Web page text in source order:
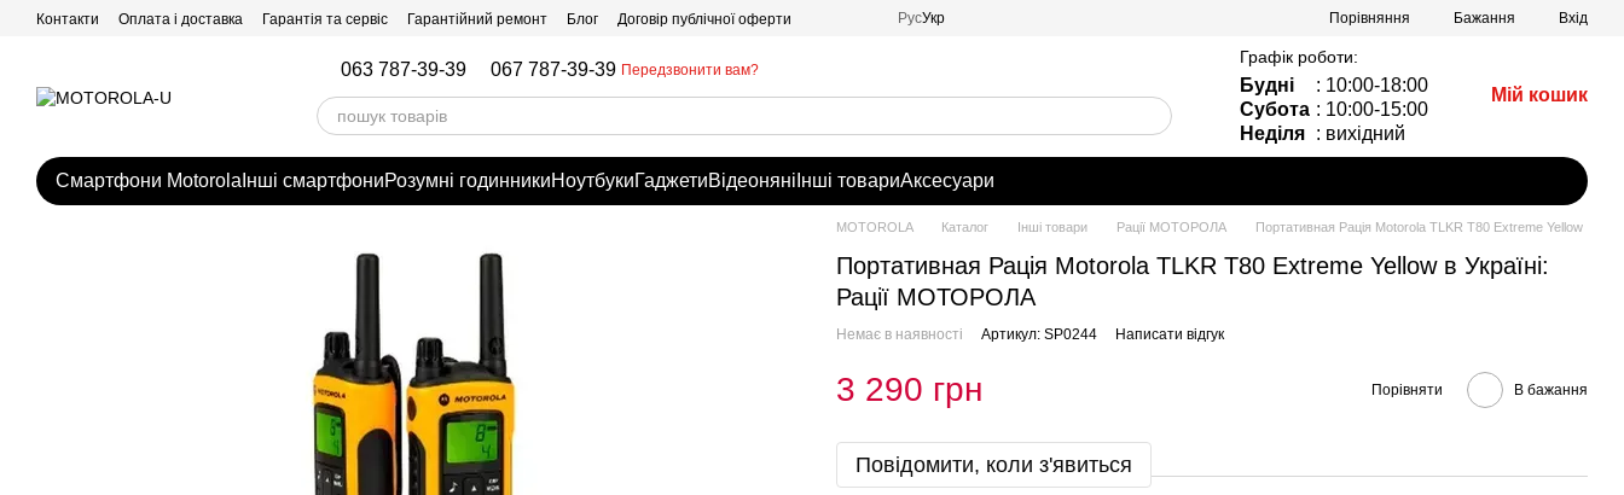
Перейти до основного контенту
Контакти Оплата і доставка Гарантія та сервіс Гарантійний ремонт Блог Договір публічної оферти РусУкр Порівняння Бажання Вхід
063 787-39-39 067 787-39-39 Передзвонити вам?
Графік роботи:
Будні
: 10:00-18:00
Субота : 10:00-15:00
Неділя : вихідний
Мій кошик
Смартфони Motorola Інші смартфониРозумні годинникиНоутбукиГаджетиВідеоняні Інші товариАксесуари
MOTOROLA Каталог Інші товари Рації МОТОРОЛА Портативная Рація Motorola TLKR T80 Extreme Yellow
Портативная Рація Motorola TLKR T80 Extreme Yellow в Україні:
Рації МОТОРОЛА
Немає в наявності Артикул: SP0244 Написати відгук
3 290 грн Порівняти В бажання
Повідомити, коли з'явиться